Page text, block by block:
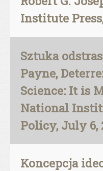
Institute
Sztuka
Payne,
Science: It is
National
Policy, July 6,
Koncepcja